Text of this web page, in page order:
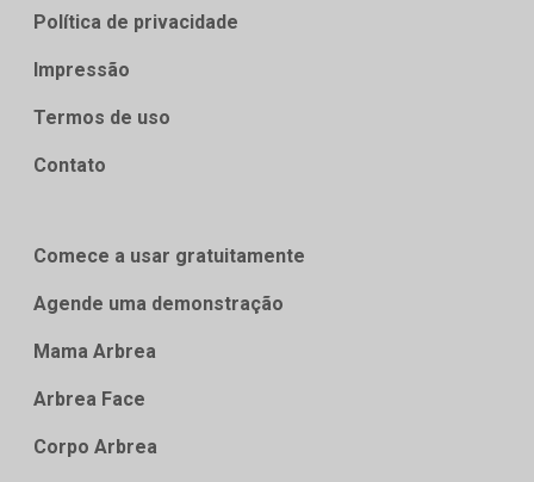
Política de privacidade
Impressão
Termos de uso
Contato
Comece a usar gratuitamente
Agende uma demonstração
Mama Arbrea
Arbrea Face
Corpo Arbrea